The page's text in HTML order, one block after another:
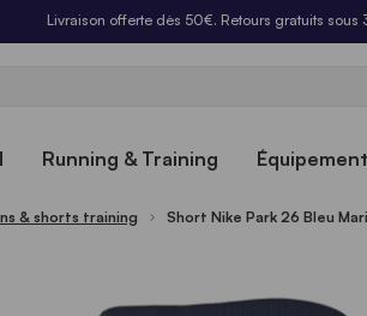
Livraison offerte dès 50€. Retours gratuits sous
Running & Training
& shorts training Short Nike Park 26 Bleu